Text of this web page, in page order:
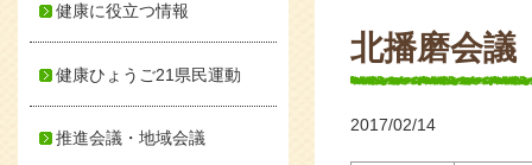
北播磨会
2017/02/14
健康に役立つ情報
健康ひょうご21県民運動
推進会議・地域会議